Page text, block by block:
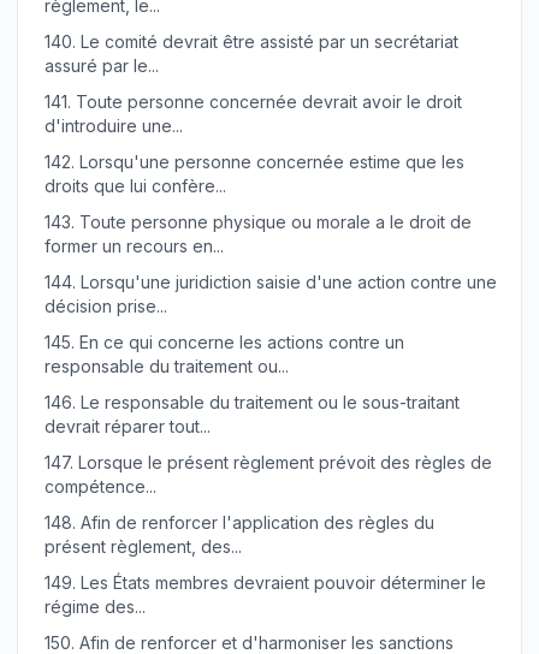
règlement, le...
140. Le comité devrait être assisté par un secrétariat
assuré par le...
141. Toute personne concernée devrait avoir le droit
d'introduire une...
142. Lorsqu'une personne concernée estime que les
droits que lui confère...
143. Toute personne physique ou morale a le droit de
former un recours en...
144. Lorsqu'une juridiction saisie d'une action contre une
décision prise...
145. En ce qui concerne les actions contre un
responsable du traitement ou...
146. Le responsable du traitement ou le sous-traitant
devrait réparer tout...
147. Lorsque le présent règlement prévoit des règles de
compétence...
148. Afin de renforcer l'application des règles du
présent règlement, des...
149. Les États membres devraient pouvoir déterminer le
régime des...
150. Afin de renforcer et d'harmoniser les sanctions